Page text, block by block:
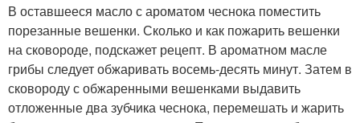
В оставшееся масло с ароматом чеснока поместить
порезанные вешенки. Сколько и как пожарить вешенки
на сковороде, подскажет рецепт. В ароматном масле
грибы следует обжаривать восемь-десять минут. Затем в
сковороду с обжаренными вешенками выдавить
отложенные два зубчика чеснока, перемешать и жарить